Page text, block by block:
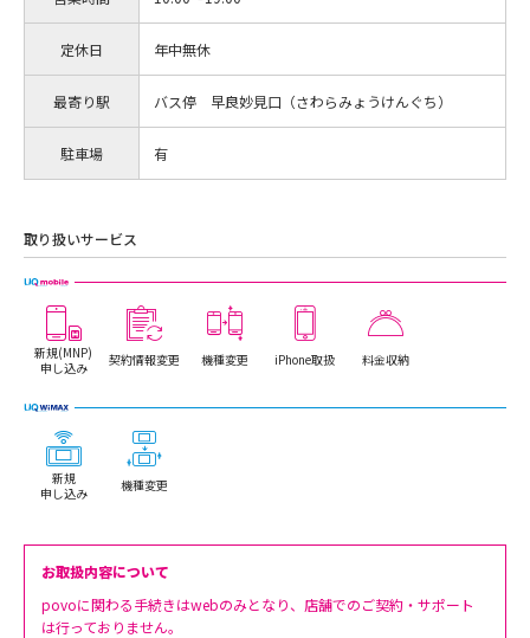
定休日 年中無休
最寄り駅 バス停 早良妙見口（さわらみょうけんぐち）
駐車場 有
取り扱いサービス
新規(MNP)
申し込み
契約情報変更 機種変更 iPhone取扱 料金収納
新規
申し込み
機種変更
お取扱内容について
povoに関わる手続きはwebのみとなり、店舗でのご契約・サポート
は行っておりません。